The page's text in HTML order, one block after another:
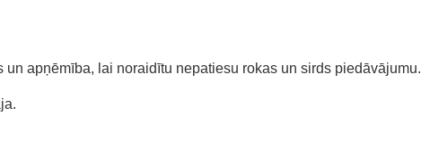
apņēmība, lai noraidītu nepatiesu rokas un sirds piedāvājumu.